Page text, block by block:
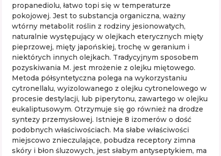
propanediolu, łatwo topi się w temperaturze
pokojowej. Jest to substancja organiczna, ważny
wtórny metabolit roślin z rodziny jesionowatych,
naturalnie występujący w olejkach eterycznych mięty
pieprzowej, mięty japońskiej, trochę w geranium i
niektórych innych olejkach. Tradycyjnym sposobem
pozyskiwania M. jest mrożenie z olejku miętowego.
Metoda półsyntetyczna polega na wykorzystaniu
cytronellalu, wyizolowanego z olejku cytronelowego w
procesie destylacji, lub piperytonu, zawartego w olejku
eukaliptusowym. Otrzymuje się go również na drodze
syntezy przemysłowej. Istnieje 8 izomerów o dość
podobnych właściwościach. Ma słabe właściwości
miejscowo znieczulające, pobudza receptory zimna
skóry i błon śluzowych, jest słabym antyseptykiem, ma